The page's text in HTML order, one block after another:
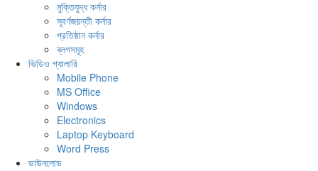
মুক্তিযুদ্ধ কর্নার
সূবর্ণজয়ন্তী কর্নার
প্রতিষ্ঠান কর্নার
ব্লগসমূহ
ভিডিও গ্যালারি
Mobile Phone
MS Office
Windows
Electronics
Laptop Keyboard
Word Press
ডাউনলোড